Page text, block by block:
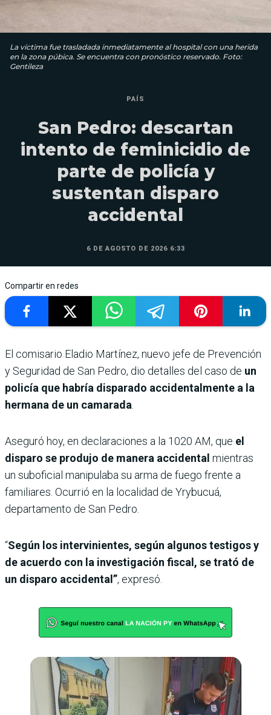
La víctima fue trasladada inmediatamente al hospital con una herida
en la zona púbica. Se encuentra con pronóstico reservado. Foto:
Gentileza
PAÍS
San Pedro: descartan
intento de feminicidio de
parte de policía y
sustentan disparo
accidental
6 DE AGOSTO DE 2026 6:33
Compartir en redes
El comisario Eladio Martínez, nuevo jefe de Prevención
y Seguridad de San Pedro, dio detalles del caso de un
policía que habría disparado accidentalmente a la
hermana de un camarada
Aseguró hoy, en declaraciones a la 1020 AM, que el
disparo se produjo de manera accidental mientras
un suboficial manipulaba su arma de fuego frente a
familiares. Ocurrió en la localidad de Yrybucuá,
departamento de San Pedro.
“Según los intervinientes, según algunos testigos y
de acuerdo con la investigación fiscal, se trató de
un disparo accidental”, expresó.